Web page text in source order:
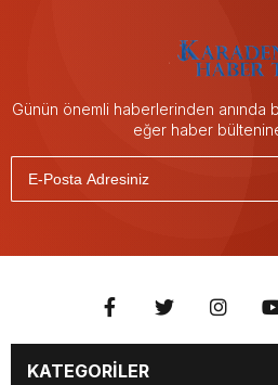
Günün önemli haberlerinden anında
eğer haber
KATEGORİLER